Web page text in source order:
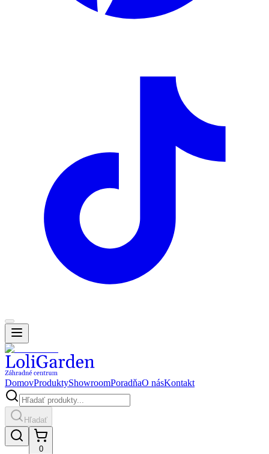
DomovProduktyShowroomPoradňaO násKontakt
Hľadať
0